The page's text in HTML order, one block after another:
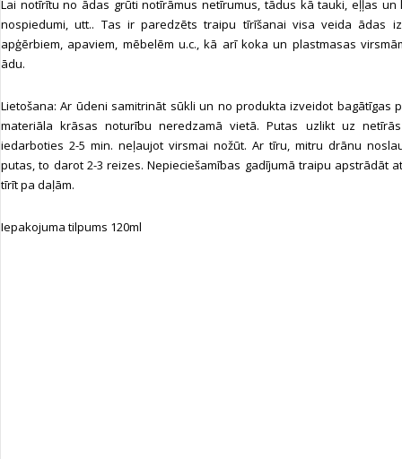
Lai notīrītu no ādas grūti notīrāmus netīrumus, tādus kā tauki, eļļas
nospiedumi, utt.. Tas ir paredzēts traipu tīrīšanai visa veida ādas
apģērbiem, apaviem, mēbelēm u.c., kā arī koka un plastmasas
ādu.
Lietošana: Ar ūdeni samitrināt sūkli un no produkta izveidot bagātīgas
materiāla krāsas noturību neredzamā vietā. Putas uzlikt uz
iedarboties 2-5 min. neļaujot virsmai nožūt. Ar tīru, mitru drānu
putas, to darot 2-3 reizes. Nepieciešamības gadījumā traipu apstrādāt
tīrīt pa daļām.
Iepakojuma tilpums 120ml